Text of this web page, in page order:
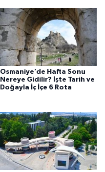
Osmaniye’de Hafta Sonu
Nereye Gidilir? İşte Tarih ve
Doğayla İç İçe 6 Rota